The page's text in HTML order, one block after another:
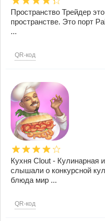
Пространство Трейдер
пространстве. Это порт
...
QR-код
Кухня Clout - Кулинарная
слышали о конкурсной
блюда мир ...
QR-код